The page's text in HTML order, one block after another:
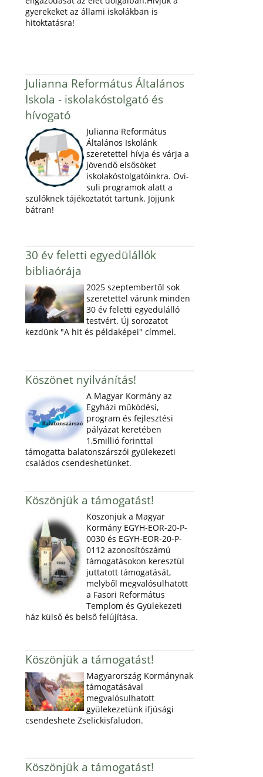
gyerekeket az állami iskolákban is
hitoktatásra!
Julianna Református Általános
Iskola - iskolakóstolgató és
hívogató
Julianna Református
Általános Iskolánk
szeretettel hívja és várja a
jövendő elsősöket
iskolakóstolgatóinkra. Ovi-
suli programok alatt a
szülőknek tájékoztatót tartunk. Jöjjünk
bátran!
30 év feletti egyedülállók
bibliaórája
2025 szeptembertől sok
szeretettel várunk minden
30 év feletti egyedülálló
testvért. Új sorozatot
kezdünk "A hit és példaképei" címmel.
Köszönet nyilvánítás!
A Magyar Kormány az
Egyházi működési,
program és fejlesztési
pályázat keretében
1,5millió forinttal
támogatta balatonszárszói gyülekezeti
családos csendeshetünket.
Köszönjük a támogatást!
Köszönjük a Magyar
Kormány EGYH-EOR-20-P-
0030 és EGYH-EOR-20-P-
0112 azonosítószámú
támogatásokon keresztül
juttatott támogatását,
melyből megvalósulhatott
a Fasori Református
Templom és Gyülekezeti
ház külső és belső felújítása.
Köszönjük a támogatást!
Magyarország Kormánynak
támogatásával
megvalósulhatott
gyülekezetünk ifjúsági
csendeshete Zselickisfaludon.
Köszönjük a támogatást!